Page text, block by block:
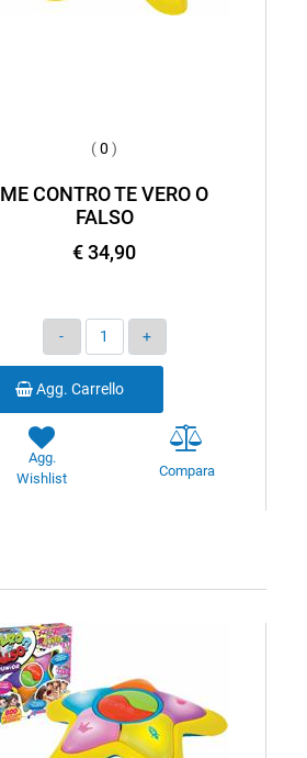
(0 )
ME CONTRO TE VERO O
FALSO
€ 34,90
Quantità
Agg. Carrello
Agg.
Wishlist
Compara